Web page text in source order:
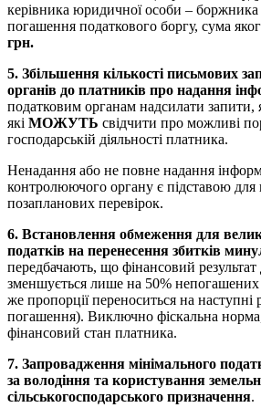
керівника юридичної особи –
погашення податкового боргу, сума
грн.
5. Збільшення кількості письмових
органів до платників про надання
податковим органам надсилати
які МОЖУТЬ свідчити про можливі
господарській діяльності платника.
Ненадання або не повне надання
контролюючого органу є підставою для
позапланових перевірок.
6. Встановлення обмеження для
податків на перенесення збитків
передбачають, що фінансовий
зменшується лише на 50% непогашених
же пропорції переноситься на
погашення). Виключно фіскальна
фінансовий стан платника.
7. Запровадження мінімального
за володіння та користування
сільськогосподарського призначення.